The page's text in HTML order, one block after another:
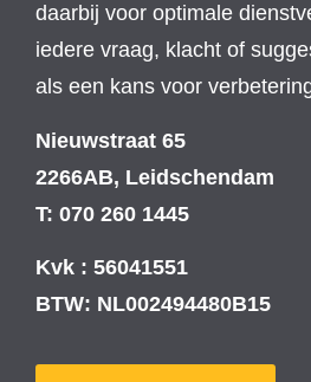
daarbij voor optimale
iedere vraag, klacht of
als een kans voor
Nieuwstraat 65
2266AB, Leidschendam
T: 070 260 1445
Kvk : 56041551
BTW: NL002494480B15